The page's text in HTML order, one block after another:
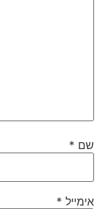
שם *
אימייל *